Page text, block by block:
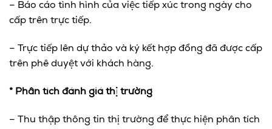
– Báo cáo tình hình của việc tiếp xúc trong ngày cho
cấp trên trực tiếp.
– Trực tiếp lên dự thảo và ký kết hợp đồng đã được cấp
trên phê duyệt với khách hàng.
* Phân tích đánh giá thị trường
– Thu thập thông tin thị trường để thực hiện phân tích